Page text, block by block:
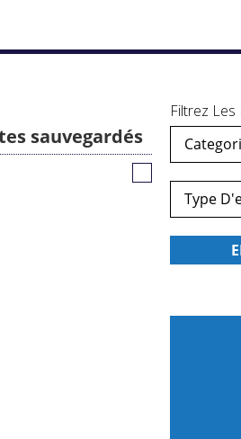
sauvegardés
Postes
sauvegardés
Filtrez Les
Type